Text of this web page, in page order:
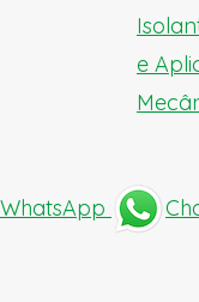
e
WhatsApp